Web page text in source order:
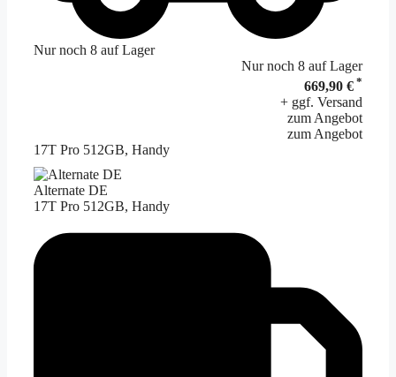
Nur noch 8 auf Lager
Nur noch 8 auf Lager
669,90 € *
+ ggf. Versand
zum Angebot
zum Angebot
17T Pro 512GB, Handy
Alternate DE
17T Pro 512GB, Handy